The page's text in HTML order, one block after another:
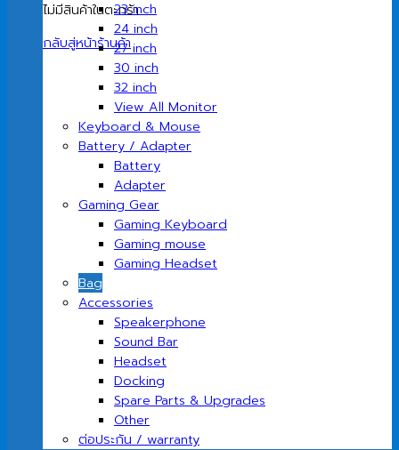
ไม่มีสินค้าในตะกร้า
กลับสู่หน้าร้านค้า
23 inch
24 inch
27 inch
30 inch
32 inch
View All Monitor
Keyboard & Mouse
Battery / Adapter
Battery
Adapter
Gaming Gear
Gaming Keyboard
Gaming mouse
Gaming Headset
Bag
Accessories
Speakerphone
Sound Bar
Headset
Docking
Spare Parts & Upgrades
Other
ต่อประกัน / warranty